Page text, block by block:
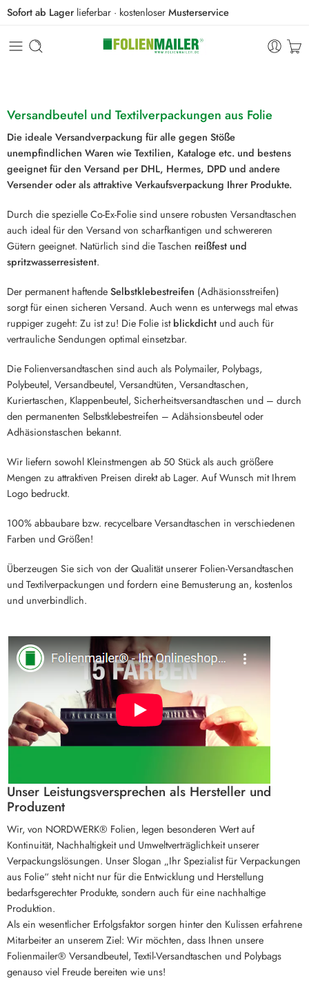
Sofort ab Lager lieferbar · kostenloserMusterservice
Versandbeutel und Textilverpackungen aus Folie
Die ideale Versandverpackung für alle gegen Stöße
unempfindlichen Waren wie Textilien, Kataloge etc. und bestens
geeignet für den Versand per DHL, Hermes, DPD und andere
Versender oder als attraktive Verkaufsverpackung Ihrer Produkte.
Durch die spezielle Co-Ex-Folie sind unsere robusten Versandtaschen
auch ideal für den Versand von scharfkantigen und schwereren
Gütern geeignet. Natürlich sind die Taschen reißfest und
spritzwasserresistent.
Der permanent haftendeSelbstklebestreifen (Adhäsionsstreifen)
sorgt für einen sicheren Versand. Auch wenn es unterwegs mal etwas
ruppiger zugeht: Zu ist zu! Die Folie istblickdicht und auch für
vertrauliche Sendungen optimal einsetzbar.
Die Folienversandtaschen sind auch als Polymailer, Polybags,
Polybeutel, Versandbeutel, Versandtüten, Versandtaschen,
Kuriertaschen, Klappenbeutel, Sicherheitsversandtaschen und – durch
den permanenten Selbstklebestreifen – Adähsionsbeutel oder
Adhäsionstaschen bekannt.
Wir liefern sowohl Kleinstmengen ab 50 Stück als auch größere
Mengen zu attraktiven Preisen direkt ab Lager. Auf Wunsch mit Ihrem
Logo bedruckt.
100% abbaubare bzw. recycelbare Versandtaschen in verschiedenen
Farben und Größen!
Überzeugen Sie sich von der Qualität unserer Folien-Versandtaschen
und Textilverpackungen und fordern eine Bemusterung an, kostenlos
und unverbindlich.
Unser Leistungsversprechen als Hersteller und
Produzent
Wir, von NORDWERK® Folien, legen besonderen Wert auf
Kontinuität, Nachhaltigkeit und Umweltverträglichkeit unserer
Verpackungslösungen. Unser Slogan „Ihr Spezialist für Verpackungen
aus Folie“ steht nicht nur für die Entwicklung und Herstellung
bedarfsgerechter Produkte, sondern auch für eine nachhaltige
Produktion.
Als ein wesentlicher Erfolgsfaktor sorgen hinter den Kulissen erfahrene
Mitarbeiter an unserem Ziel: Wir möchten, dass Ihnen unsere
Folienmailer® Versandbeutel, Textil-Versandtaschen und Polybags
genauso viel Freude bereiten wie uns!